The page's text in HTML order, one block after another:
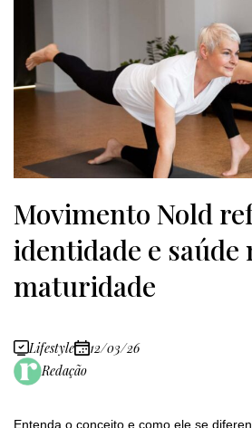
Movimento Nold
identidade e saúde
maturidade
Lifestyle
12/03/26
Redação
Entenda o conceito e como ele se